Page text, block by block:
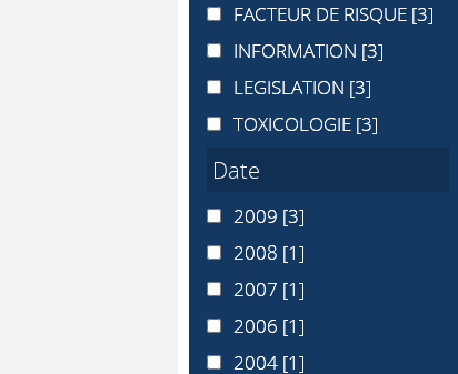
FACTEUR DE RISQUE
FACTEUR DE RISQUE [3]
INFORMATION
INFORMATION [3]
LEGISLATION
LEGISLATION [3]
TOXICOLOGIE
TOXICOLOGIE [3]
Date
20092009 [3]
20082008 [1]
20072007 [1]
20062006 [1]
20042004 [1]